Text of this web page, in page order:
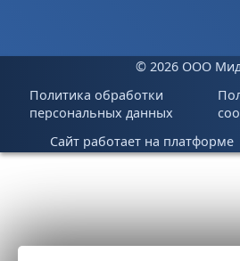
© 2026 ООО
Политика обработки
персональных данных
Сайт работает на платформе